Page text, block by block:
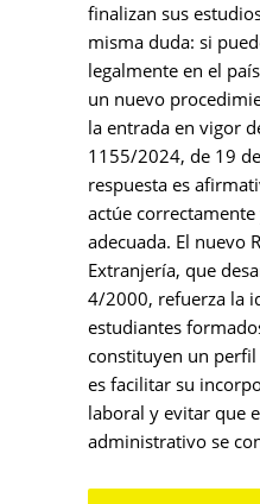
finalizan sus
misma duda: si
legalmente en el
un nuevo
la entrada en vigor
1155/2024, de 19
respuesta es
actúe
adecuada. El nuevo
Extranjería, que
4/2000, refuerza la
estudiantes
constituyen un
es facilitar su
laboral y evitar que
administrativo se